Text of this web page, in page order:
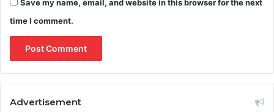
Save my name, email, and website in this browser for the next
time I comment.
Advertisement